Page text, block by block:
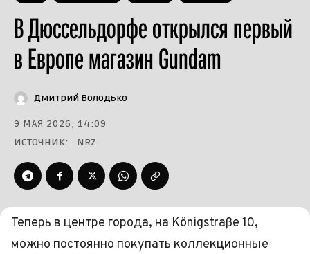
В Дюссельдорфе открылся первый
в Европе магазин Gundam
Дмитрий Володько
9 МАЯ 2026, 14:09
ИСТОЧНИК:
NRZ
Теперь в центре города, на Königstraße 10,
можно постоянно покупать коллекционные